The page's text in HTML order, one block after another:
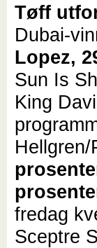
Tøff
Dubai-
Lopez,
Sun Is
King
Hellgren/
fredag
Sceptre